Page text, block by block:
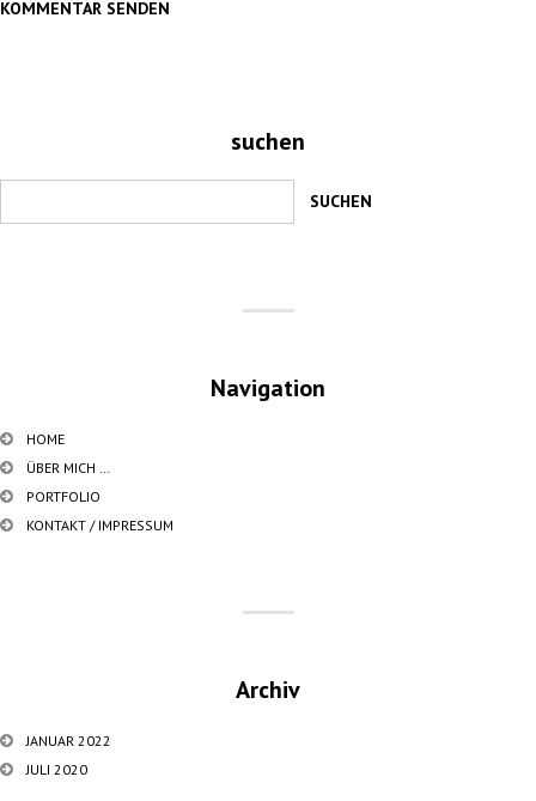
suchen
Navigation
HOME
ÜBER MICH …
PORTFOLIO
KONTAKT / IMPRESSUM
Archiv
JANUAR 2022
JULI 2020